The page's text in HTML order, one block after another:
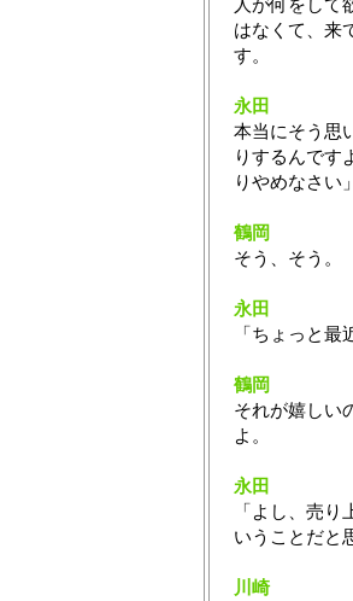
人が何をして
はなくて、来
す。
永田
本当にそう思
りするんです
りやめなさい
鶴岡
そう、そう。
永田
「ちょっと
鶴岡
それが嬉しい
よ。
永田
「よし、売
いうことだと
川崎